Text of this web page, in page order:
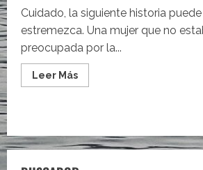
Cuidado, la siguiente historia
estremezca. Una mujer que no
preocupada por la...
Leer MásLeer
más
por
la